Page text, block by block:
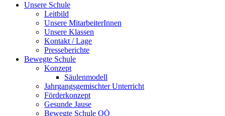
Unsere Schule
Leitbild
Unsere MitarbeiterInnen
Unsere Klassen
Kontakt / Lage
Presseberichte
Bewegte Schule
Konzept
Säulenmodell
Jahrgangsgemischter Unterricht
Förderkonzept
Gesunde Jause
Bewegte Schule OÖ